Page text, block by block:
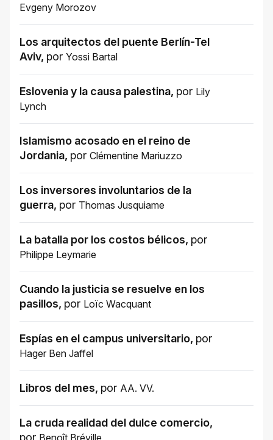
Evgeny Morozov
Los arquitectos del puente Berlín-Tel
Aviv, por Yossi Bartal
Eslovenia y la causa palestina, por Lily
Lynch
Islamismo acosado en el reino de
Jordania, por Clémentine Mariuzzo
Los inversores involuntarios de la
guerra, por Thomas Jusquiame
La batalla por los costos bélicos, por
Philippe Leymarie
Cuando la justicia se resuelve en los
pasillos, por Loïc Wacquant
Espías en el campus universitario, por
Hager Ben Jaffel
Libros del mes, por AA. VV.
La cruda realidad del dulce comercio,
por Benoît Bréville